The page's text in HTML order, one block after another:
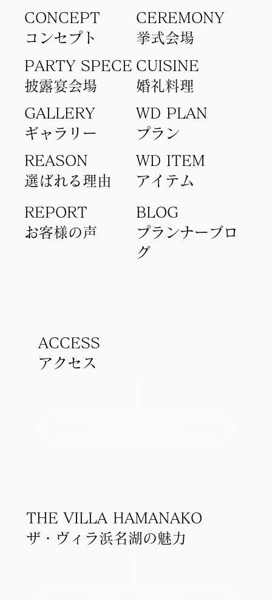
ACCESS
アクセス
THE VILLA HAMANAKO
ザ・ヴィラ浜名湖の魅力
CONCEPT
コンセプト​
​CEREMONY
​挙式会場
GALLERY
ギャラリー
PARTY SPECE
​披露宴会場
CUISINE
​婚礼料理
​プランナーブロ
グ
BLOG
REPORT
​お客様の声
アイテム​
WD ITEM
選ばれる理由
REASON
​プラン
WD PLAN